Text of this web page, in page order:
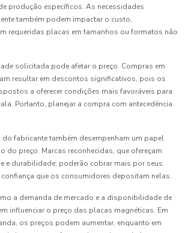
produção específicos. As necessidades
também podem impactar o custo,
requeridas placas em tamanhos ou formatos não
solicitada pode afetar o preço. Compras em
resultar em descontos significativos, pois os
a oferecer condições mais favoráveis para
Portanto, planejar a compra com antecedência
do fabricante também desempenham um papel
do preço. Marcas reconhecidas, que ofereçam
e durabilidade, poderão cobrar mais por seus
que os consumidores depositam nelas.
a demanda de mercado e a disponibilidade de
influenciar o preço das placas magnéticas. Em
os preços podem aumentar, enquanto em